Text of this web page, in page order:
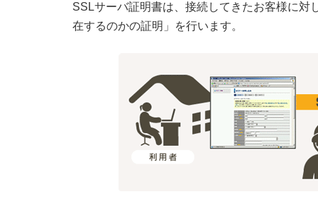
SSLサーバ証明書は、接続してきたお客様に対
在するのかの証明」を行います。